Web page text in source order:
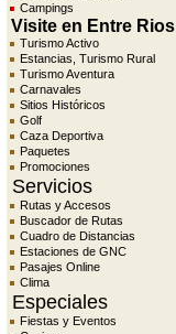
Campings
Visite en Entre Rios
Turismo Activo
Estancias, Turismo Rural
Turismo Aventura
Carnavales
Sitios Históricos
Golf
Caza Deportiva
Paquetes
Promociones
Servicios
Rutas y Accesos
Buscador de Rutas
Cuadro de Distancias
Estaciones de GNC
Pasajes Online
Clima
Especiales
Fiestas y Eventos